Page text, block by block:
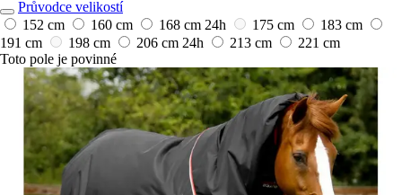
Průvodce velikostí
152 cm
160 cm 168 cm 24h 175 cm
183 cm
191 cm
198 cm 206 cm 24h 213 cm
221 cm
Toto pole je povinné